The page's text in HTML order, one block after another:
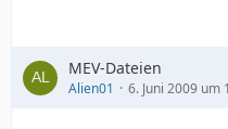
MEV-Dateien
Alien01 6. Juni 2009 um